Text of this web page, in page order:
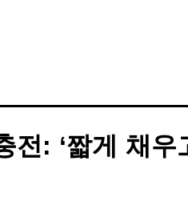
전: ‘짧게 채우